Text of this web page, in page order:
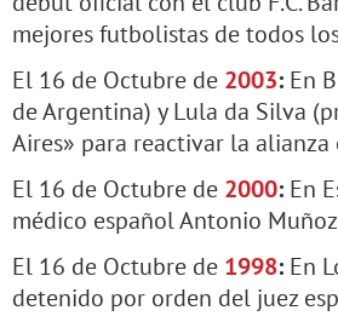
mejores futbolistas de todos
El 16 de Octubre de 2003: En
de Argentina) y Lula da Silva
Aires» para reactivar la
El 16 de Octubre de 2000: En
médico español Antonio
El 16 de Octubre de 1998: En
detenido por orden del juez